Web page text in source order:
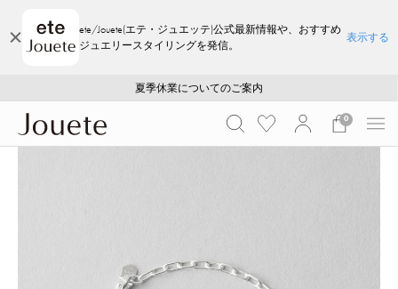
ete/Jouete(エテ・ジュエッテ)公式最新情報や、おすすめ
ジュエリースタイリングを発信。
表示する
採用のご案内
ご注文いただいたお品物のお届け状況について
夏季休業についてのご案内
WEB LIMITED ITEMS >>
採用のご案内
ご注文いただいたお品物のお届け状況について
0